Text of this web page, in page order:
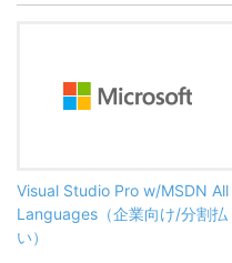
Visual Studio Pro w/MSDN All
Languages（企業向け/分割払
い）